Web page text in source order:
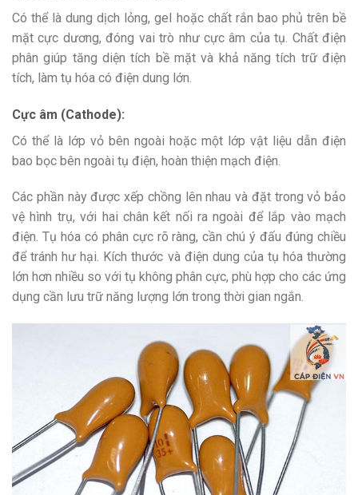
Có thể là dung dịch lỏng, gel hoặc chất rắn bao phủ trên bề
mặt cực dương, đóng vai trò như cực âm của tụ. Chất điện
phân giúp tăng diện tích bề mặt và khả năng tích trữ điện
tích, làm tụ hóa có điện dung lớn.
Cực âm (Cathode):
Có thể là lớp vỏ bên ngoài hoặc một lớp vật liệu dẫn điện
bao bọc bên ngoài tụ điện, hoàn thiện mạch điện.
Các phần này được xếp chồng lên nhau và đặt trong vỏ bảo
vệ hình trụ, với hai chân kết nối ra ngoài để lắp vào mạch
điện. Tụ hóa có phân cực rõ ràng, cần chú ý đấu đúng chiều
để tránh hư hại. Kích thước và điện dung của tụ hóa thường
lớn hơn nhiều so với tụ không phân cực, phù hợp cho các ứng
dụng cần lưu trữ năng lượng lớn trong thời gian ngắn.